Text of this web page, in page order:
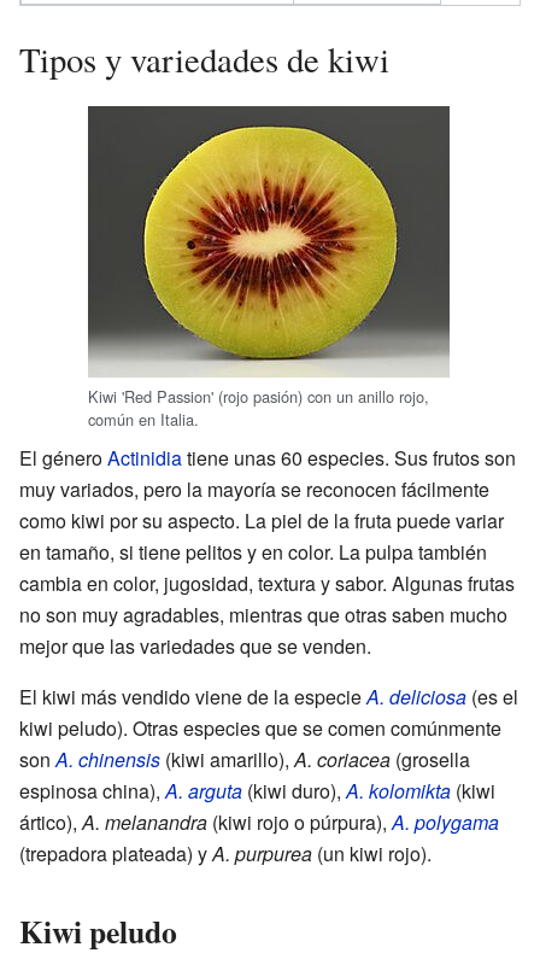
Tipos y variedades de kiwi
Kiwi 'Red Passion' (rojo pasión) con un anillo rojo,
común en Italia.
El géneroActinidiatiene unas 60 especies. Sus frutos son
muy variados, pero la mayoría se reconocen fácilmente
como kiwi por su aspecto. La piel de la fruta puede variar
en tamaño, si tiene pelitos y en color. La pulpa también
cambia en color, jugosidad, textura y sabor. Algunas frutas
no son muy agradables, mientras que otras saben mucho
mejor que las variedades que se venden.
El kiwi más vendido viene de la especieA. deliciosa (es el
kiwi peludo). Otras especies que se comen comúnmente
sonA. chinensis (kiwi amarillo),A. coriacea (grosella
espinosa china),A. arguta (kiwi duro),A. kolomikta (kiwi
ártico),A. melanandra (kiwi rojo o púrpura),A. polygama
(trepadora plateada) yA. purpurea (un kiwi rojo).
Kiwi peludo